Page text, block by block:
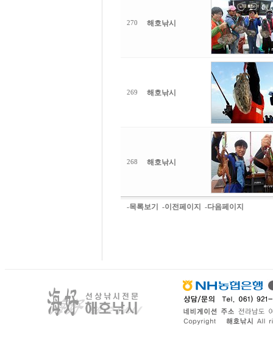
270 해호낚시
269 해호낚시
268 해호낚시
-목록보기 -이전페이지 -다음페이지